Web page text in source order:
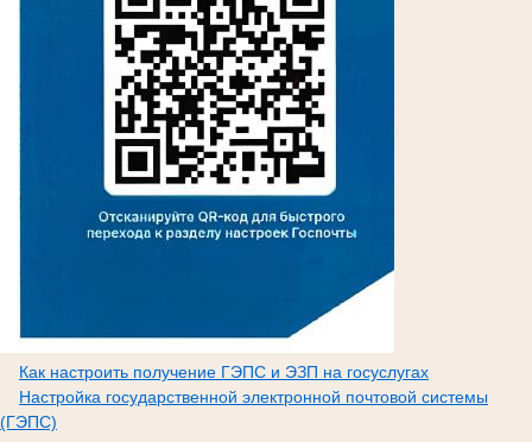
Как настроить получение ГЭПС и ЭЗП на госуслугах
Настройка государственной электронной почтовой системы
(ГЭПС)